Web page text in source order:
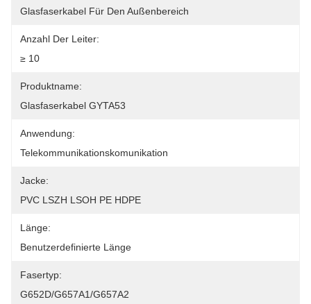
Glasfaserkabel Für Den Außenbereich
Anzahl Der Leiter:
≥ 10
Produktname:
Glasfaserkabel GYTA53
Anwendung:
Telekommunikationskomunikation
Jacke:
PVC LSZH LSOH PE HDPE
Länge:
Benutzerdefinierte Länge
Fasertyp:
G652D/G657A1/G657A2